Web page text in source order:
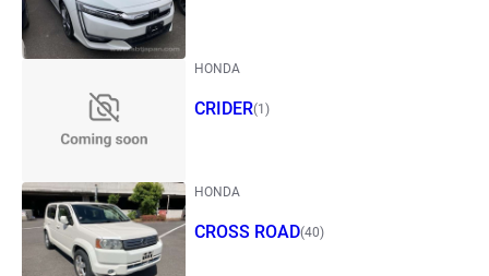
HONDA
CRIDER(1)
HONDA
CROSS ROAD(40)